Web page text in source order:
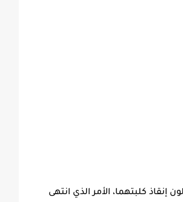
كلبتهما، الأمر الذي انتهى